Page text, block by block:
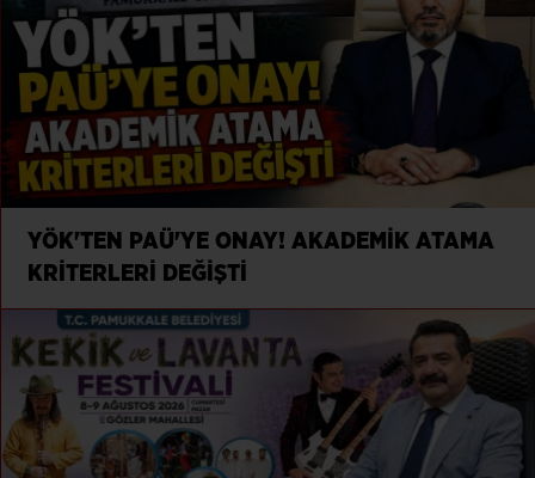
YÖK'TEN PAÜ'YE ONAY! AKADEMİK ATAMA
KRİTERLERİ DEĞİŞTİ